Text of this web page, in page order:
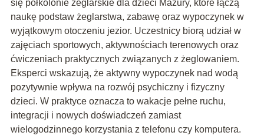
się półkolonie żeglarskie dla dzieci Mazury, które łączą
naukę podstaw żeglarstwa, zabawę oraz wypoczynek w
wyjątkowym otoczeniu jezior. Uczestnicy biorą udział w
zajęciach sportowych, aktywnościach terenowych oraz
ćwiczeniach praktycznych związanych z żeglowaniem.
Eksperci wskazują, że aktywny wypoczynek nad wodą
pozytywnie wpływa na rozwój psychiczny i fizyczny
dzieci. W praktyce oznacza to wakacje pełne ruchu,
integracji i nowych doświadczeń zamiast
wielogodzinnego korzystania z telefonu czy komputera.